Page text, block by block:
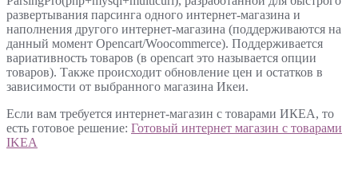
развертывания парсинга одного интернет-магазина и
наполнения другого интернет-магазина (поддерживаются на
данный момент Opencart/Woocommerce). Поддерживается
вариативность товаров (в opencart это называется опции
товаров). Также происходит обновление цен и остатков в
зависимости от выбранного магазина Икеи.
Если вам требуется интернет-магазин с товарами ИКЕА, то
есть готовое решение: Готовый интернет магазин с товарами
IKEA